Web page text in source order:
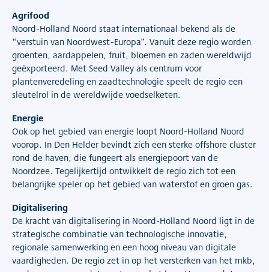
Agrifood
Noord-Holland Noord staat internationaal bekend als de
“verstuin van Noordwest-Europa”. Vanuit deze regio worden
groenten, aardappelen, fruit, bloemen en zaden wereldwijd
geëxporteerd. Met Seed Valley als centrum voor
plantenveredeling en zaadtechnologie speelt de regio een
sleutelrol in de wereldwijde voedselketen.
Energie
Ook op het gebied van energie loopt Noord-Holland Noord
voorop. In Den Helder bevindt zich een sterke offshore cluster
rond de haven, die fungeert als energiepoort van de
Noordzee. Tegelijkertijd ontwikkelt de regio zich tot een
belangrijke speler op het gebied van waterstof en groen gas.
Digitalisering
De kracht van digitalisering in Noord-Holland Noord ligt in de
strategische combinatie van technologische innovatie,
regionale samenwerking en een hoog niveau van digitale
vaardigheden. De regio zet in op het versterken van het mkb,